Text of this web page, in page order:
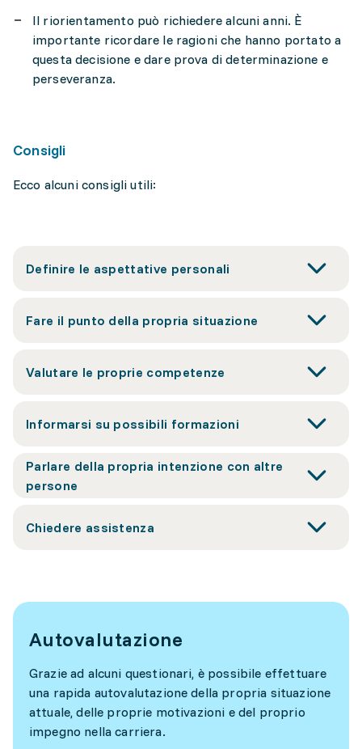
Il riorientamento può richiedere alcuni anni. È
importante ricordare le ragioni che hanno portato a
questa decisione e dare prova di determinazione e
perseveranza.
Consigli
Ecco alcuni consigli utili:
Definire le aspettative personali
Fare il punto della propria situazione
Valutare le proprie competenze
Informarsi su possibili formazioni
Parlare della propria intenzione con altre
persone
Chiedere assistenza
Autovalutazione
Grazie ad alcuni questionari, è possibile effettuare
una rapida autovalutazione della propria situazione
attuale, delle proprie motivazioni e del proprio
impegno nella carriera.